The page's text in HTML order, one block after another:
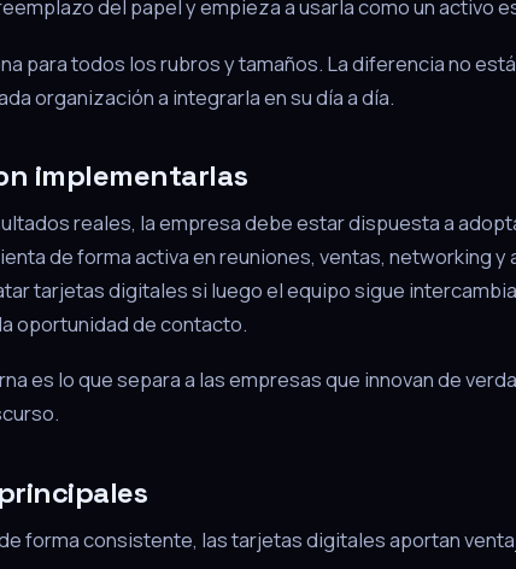
del papel y empieza a usarla como un activo
para todos los rubros y tamaños. La diferencia no
organización a integrarla en su día a día.
implementarlas
reales, la empresa debe estar dispuesta a
de forma activa en reuniones, ventas, networking y
tarjetas digitales si luego el equipo sigue
oportunidad de contacto.
es lo que separa a las empresas que innovan de
forma consistente, las tarjetas digitales aportan